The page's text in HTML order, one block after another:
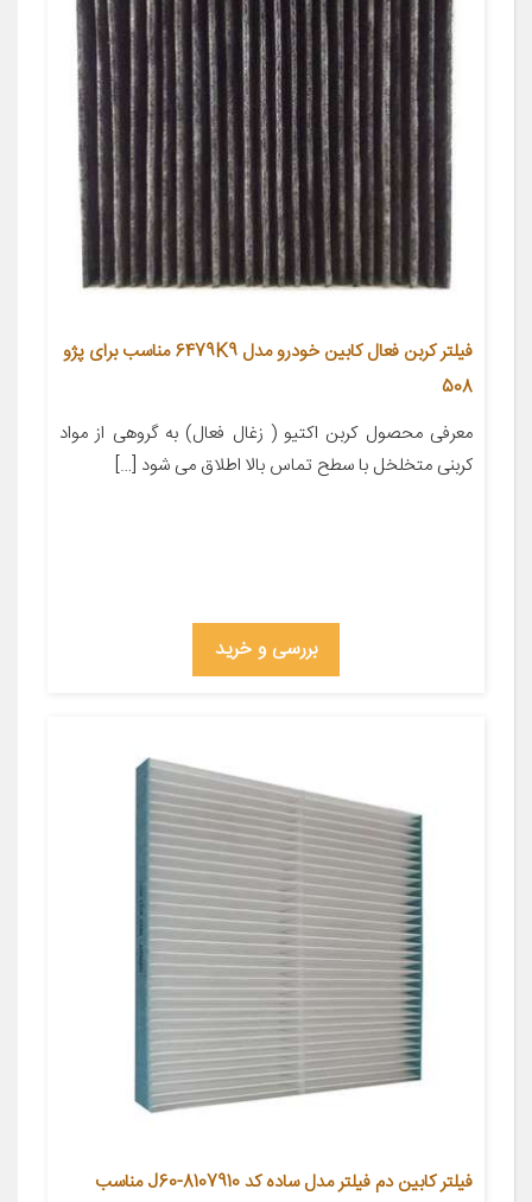
فیلتر کربن فعال کابین خودرو مدل 6479K9 مناسب برای پژو
508
معرفی محصول کربن اکتیو ( زغال فعال) به گروهی از مواد
کربنی متخلخل با سطح تماس بالا اطلاق می شود […]
بررسی و خرید
فیلتر کابین دم فیلتر مدل ساده کد J60-8107910 مناسب